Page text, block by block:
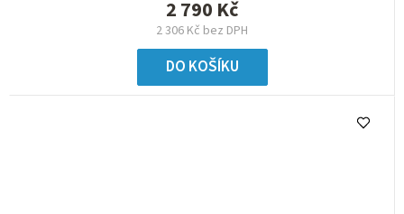
2 306 Kč bez DPH
2 790 Kč
DO KOŠÍKU